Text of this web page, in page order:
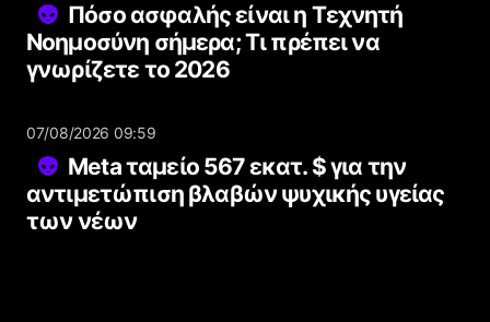
Πόσο ασφαλής είναι η Τεχνητή
Νοημοσύνη σήμερα; Τι πρέπει να
γνωρίζετε το 2026
07/08/2026 09:59
Meta ταμείο 567 εκατ. $ για την
αντιμετώπιση βλαβών ψυχικής υγείας
των νέων